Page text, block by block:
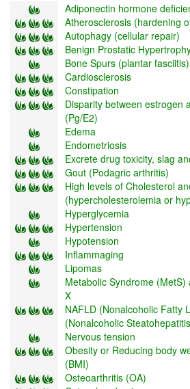
Adiponectin hormone
Atherosclerosis (hardening
Autophagy (cellular repair)
Benign Prostatic
Bone Spurs (plantar fasciitis)
Cardiosclerosis
Constipation
Disparity between estrogen
(Pg/E2)
Edema
Endometriosis
Excrete drug toxicity, slag
Gout (Podagric arthritis)
High levels of Cholesterol
(hypercholesterolemia or
Hyperglycemia
Hypertension
Hypotension
Inflammaging
Lipomas
Metabolic Syndrome
X
NAFLD (Nonalcoholic Fatty
(Nonalcoholic
Nervous tension
Obesity or Reducing body
(BMI)
Osteoarthritis (OA)